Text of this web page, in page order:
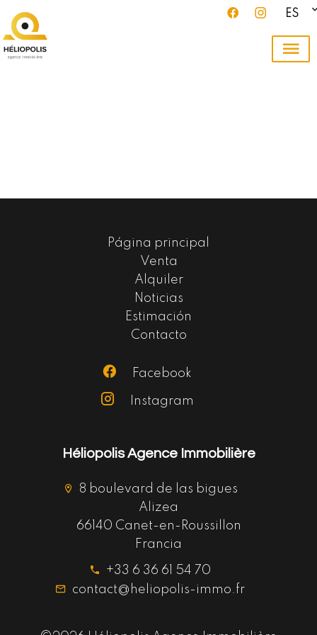
ES
Página principal
Venta
Alquiler
Noticias
Estimación
Contacto
Facebook
Instagram
Héliopolis Agence Immobilière
8 boulevard de las bigues
Alizea
66140 Canet-en-Roussillon
Francia
+33 6 36 61 54 70
contact@heliopolis-immo.fr